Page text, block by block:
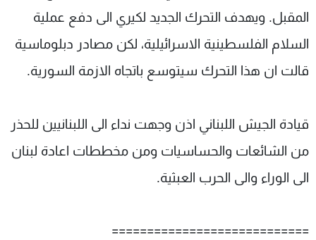
المقبل. ويهدف التحرك الجديد لكيري الى دفع عملية
السلام الفلسطينية الاسرائيلية، لكن مصادر دبلوماسية
قالت ان هذا التحرك سيتوسع باتجاه الازمة السورية.
قيادة الجيش اللبناني اذن وجهت نداء الى اللبنانيين للحذر
من الشائعات والحساسيات ومن مخططات اعادة لبنان
الى الوراء والى الحرب العبثية.
============================